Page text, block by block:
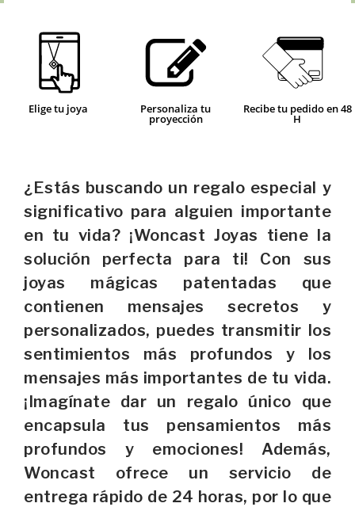
Elige tu joya Personaliza tu
proyección
Recibe tu pedido en 48
H
¿Estás buscando un regalo especial y
significativo para alguien importante
en tu vida? ¡Woncast Joyas tiene la
solución perfecta para ti! Con sus
joyas mágicas patentadas que
contienen mensajes secretos y
personalizados, puedes transmitir los
sentimientos más profundos y los
mensajes más importantes de tu vida.
¡Imagínate dar un regalo único que
encapsula tus pensamientos más
profundos y emociones! Además,
Woncast ofrece un servicio de
entrega rápido de 24 horas, por lo que